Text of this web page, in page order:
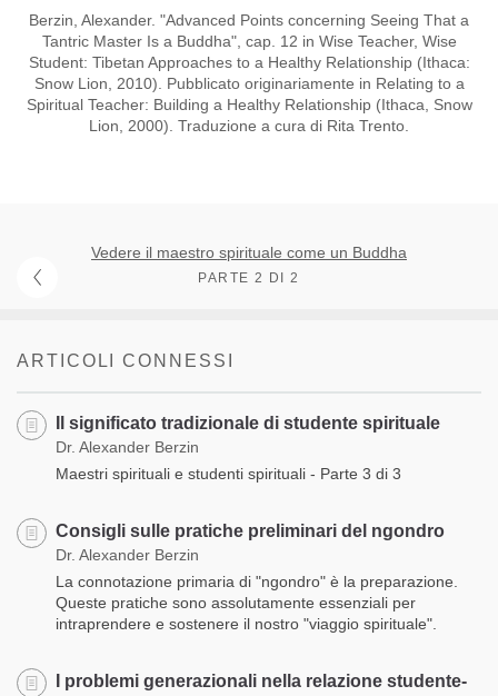
Berzin, Alexander. "Advanced Points concerning Seeing That a
Tantric Master Is a Buddha", cap. 12 in Wise Teacher, Wise
Student: Tibetan Approaches to a Healthy Relationship (Ithaca:
Snow Lion, 2010). Pubblicato originariamente in Relating to a
Spiritual Teacher: Building a Healthy Relationship (Ithaca, Snow
Lion, 2000). Traduzione a cura di Rita Trento.
Vedere il maestro spirituale come un Buddha
PARTE 2 DI 2
ARTICOLI CONNESSI
Il significato tradizionale di studente spirituale
Dr. Alexander Berzin
Maestri spirituali e studenti spirituali - Parte 3 di 3
Consigli sulle pratiche preliminari del ngondro
Dr. Alexander Berzin
La connotazione primaria di "ngondro" è la preparazione.
Queste pratiche sono assolutamente essenziali per
intraprendere e sostenere il nostro "viaggio spirituale".
I problemi generazionali nella relazione studente-